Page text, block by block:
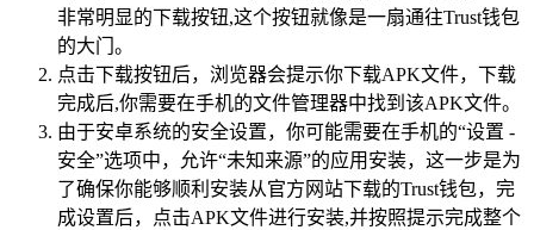
非常明显的下载按钮,这个按钮就像是一扇通往Trust钱包
的大门。
点击下载按钮后，浏览器会提示你下载APK文件，下载
完成后,你需要在手机的文件管理器中找到该APK文件。
由于安卓系统的安全设置，你可能需要在手机的“设置 -
安全”选项中，允许“未知来源”的应用安装，这一步是为
了确保你能够顺利安装从官方网站下载的Trust钱包，完
成设置后，点击APK文件进行安装,并按照提示完成整个